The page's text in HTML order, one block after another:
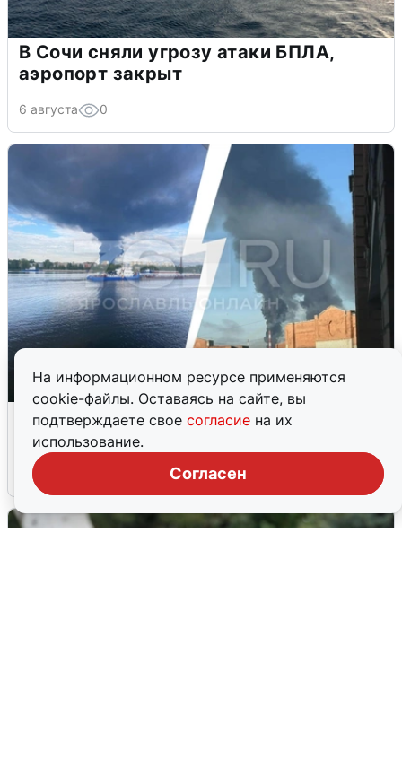
На информационном ресурсе применяются
cookie-файлы. Оставаясь на сайте, вы
подтверждаете свое согласие на их
использование.
Согласен
В Сочи сняли угрозу атаки БПЛА,
аэропорт закрыт
6 августа 0
Ночная атака БПЛА на Ярославль:
попадания и последствия
6 августа